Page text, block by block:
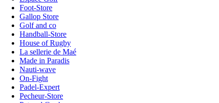
Foot-Store
Gallop Store
Golf and co
Handball-Store
House of Rugby
La sellerie de Maé
Made in Paradis
Nauti-wave
On-Fight
Padel-Expert
Pecheur-Store